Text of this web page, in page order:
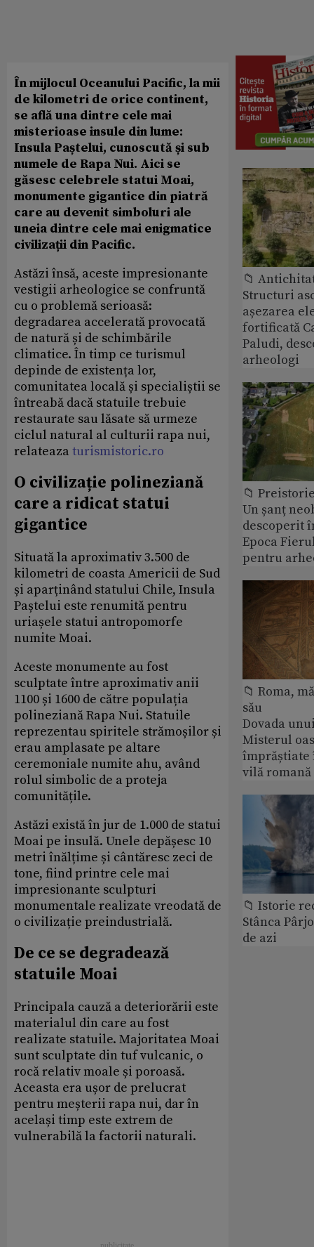
În mijlocul Oceanului Pacific, la mii
de kilometri de orice continent,
se află una dintre cele mai
misterioase insule din lume:
Insula Paștelui, cunoscută și sub
numele de Rapa Nui. Aici se
găsesc celebrele statui Moai,
monumente gigantice din piatră
care au devenit simboluri ale
uneia dintre cele mai enigmatice
civilizații din Pacific.
Astăzi însă, aceste impresionante
vestigii arheologice se confruntă
cu o problemă serioasă:
degradarea accelerată provocată
de natură și de schimbările
climatice. În timp ce turismul
depinde de existența lor,
comunitatea locală și specialiștii se
întreabă dacă statuile trebuie
restaurate sau lăsate să urmeze
ciclul natural al culturii rapa nui,
relateaza turismistoric.ro
O civilizație polineziană
care a ridicat statui
gigantice
Situată la aproximativ 3.500 de
kilometri de coasta Americii de Sud
și aparținând statului Chile, Insula
Paștelui este renumită pentru
uriașele statui antropomorfe
numite Moai.
Aceste monumente au fost
sculptate între aproximativ anii
1100 și 1600 de către populația
polineziană Rapa Nui. Statuile
reprezentau spiritele strămoșilor și
erau amplasate pe altare
ceremoniale numite ahu, având
rolul simbolic de a proteja
comunitățile.
Astăzi există în jur de 1.000 de statui
Moai pe insulă. Unele depășesc 10
metri înălțime și cântăresc zeci de
tone, fiind printre cele mai
impresionante sculpturi
monumentale realizate vreodată de
o civilizație preindustrială.
De ce se degradează
statuile Moai
Principala cauză a deteriorării este
materialul din care au fost
realizate statuile. Majoritatea Moai
sunt sculptate din tuf vulcanic, o
rocă relativ moale și poroasă.
Aceasta era ușor de prelucrat
pentru meșterii rapa nui, dar în
același timp este extrem de
vulnerabilă la factorii naturali.
📁
Structuri
așezarea
fortificată
Paludi,
arheologi
📁
Un șanț
descoperit
Epoca
pentru
📁 Roma,
său
Dovada
Misterul
împrăștiate
vilă romană
📁 Istorie
Stânca
de azi